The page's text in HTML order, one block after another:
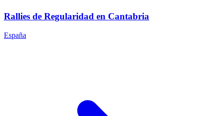
Rallies de Regularidad en Cantabria
España